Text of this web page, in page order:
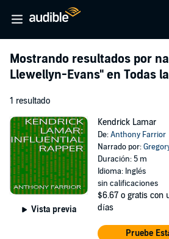
Mostrando resultados por
Llewellyn-Evans" en Todas
1 resultado
Vista previa
Kendrick Lamar
De:Anthony Farrior
Narrado por:
Duración: 5 m
Idioma: Inglés
sin calificaciones
$6.67 o gratis con
días
Pruebe